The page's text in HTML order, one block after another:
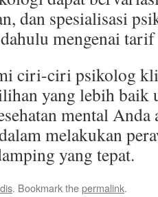
dan spesialisasi
mengenai
ciri-ciri psikolog
yang lebih baik
mental
melakukan
yang tepat.
. Bookmark thepermalink.